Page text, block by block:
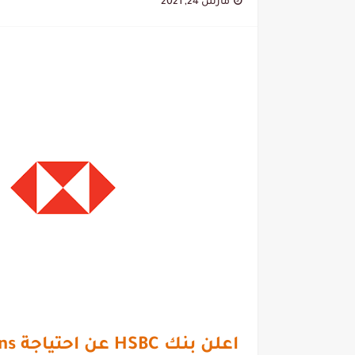
مارس 24, 2021
اعلن بنك HSBC عن احتياجة Collections حديثي التخرج | طريقة التقديم